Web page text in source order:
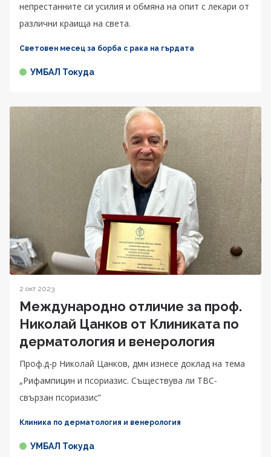
непрестанните си усилия и обмяна на опит с лекари от
различни краища на света.
Световен месец за борба с рака на гърдата
УМБАЛ Токуда
2 окт 2023
Международно отличие за проф.
Николай Цанков от Клиниката по
дерматология и венерология
Проф.д-р Николай Цанков, дмн изнесе доклад на тема
„Рифампицин и псориазис. Съществува ли ТВС-
свързан псориазис”
Клиника по дерматология и венерология
УМБАЛ Токуда